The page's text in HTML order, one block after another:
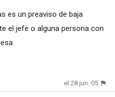
es un preaviso de baja
el jefe o alguna persona con
el 28 jun. 05